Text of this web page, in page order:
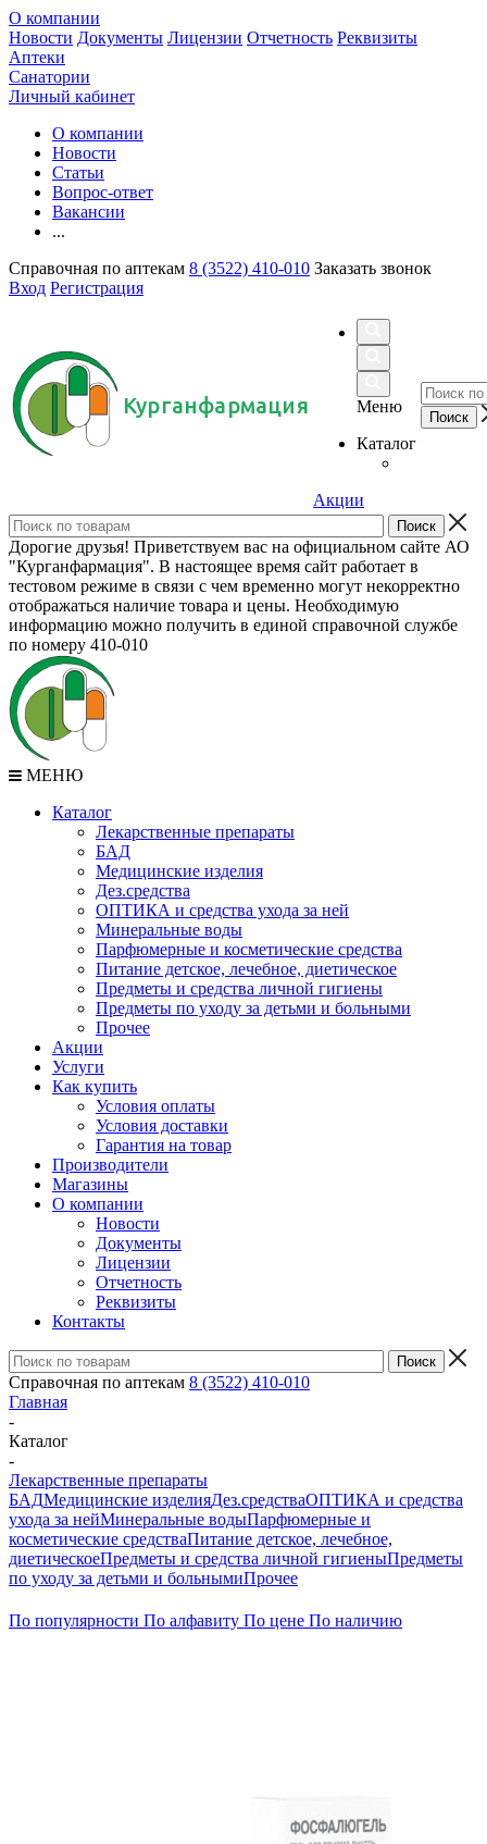
О компании
Новости Документы Лицензии Отчетность Реквизиты
Аптеки
Санатории
Личный кабинет
О компании
Новости
Статьи
Вопрос-ответ
Вакансии
...
Справочная по аптекам 8 (3522) 410-010 Заказать звонок
Вход Регистрация
Курганфармация
Меню
Каталог
Акции
Дорогие друзья! Приветствуем вас на официальном сайте АО
"Курганфармация". В настоящее время сайт работает в
тестовом режиме в связи с чем временно могут некорректно
отображаться наличие товара и цены. Необходимую
информацию можно получить в единой справочной службе
по номеру 410-010
МЕНЮ
Каталог
Лекарственные препараты
БАД
Медицинские изделия
Дез.средства
ОПТИКА и средства ухода за ней
Минеральные воды
Парфюмерные и косметические средства
Питание детское, лечебное, диетическое
Предметы и средства личной гигиены
Предметы по уходу за детьми и больными
Прочее
Акции
Услуги
Как купить
Условия оплаты
Условия доставки
Гарантия на товар
Производители
Магазины
О компании
Новости
Документы
Лицензии
Отчетность
Реквизиты
Контакты
Справочная по аптекам 8 (3522) 410-010
Главная
-
Каталог
-
Лекарственные препараты
БАДМедицинские изделияДез.средстваОПТИКА и средства
ухода за нейМинеральные водыПарфюмерные и
косметические средстваПитание детское, лечебное,
диетическоеПредметы и средства личной гигиеныПредметы
по уходу за детьми и больнымиПрочее
По популярности По алфавиту По цене По наличию